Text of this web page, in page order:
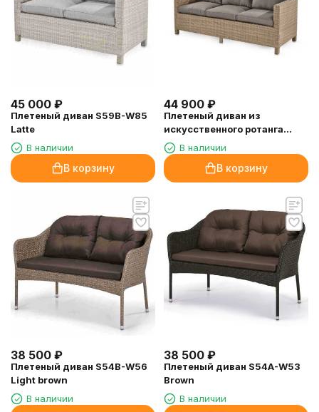
45 000 ₽
Плетеный диван S59B-W85
Latte
В наличии
В корзину
44 900 ₽
Плетеный диван из
искусственного ротанга
S65B-W65 Light Brown
В наличии
В корзину
38 500 ₽
Плетеный диван S54B-W56
Light brown
В наличии
38 500 ₽
Плетеный диван S54A-W53
Brown
В наличии